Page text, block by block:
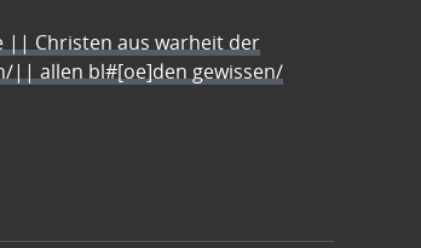
|| Christen aus warheit der
|| allen bl#[oe]den gewissen/